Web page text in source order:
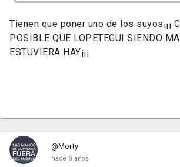
Tienen que poner uno de los suyos¡¡¡
POSIBLE QUE LOPETEGUI SIENDO
ESTUVIERA HAY¡¡¡
@Morty
hace 8 años